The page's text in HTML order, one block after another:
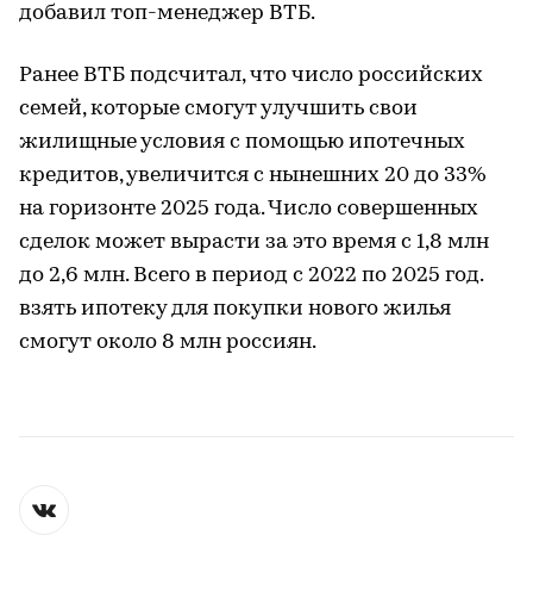
добавил топ-менеджер ВТБ.
Ранее ВТБ подсчитал, что число российских
семей, которые смогут улучшить свои
жилищные условия с помощью ипотечных
кредитов, увеличится с нынешних 20 до 33%
на горизонте 2025 года. Число совершенных
сделок может вырасти за это время с 1,8 млн
до 2,6 млн. Всего в период с 2022 по 2025 год.
взять ипотеку для покупки нового жилья
смогут около 8 млн россиян.